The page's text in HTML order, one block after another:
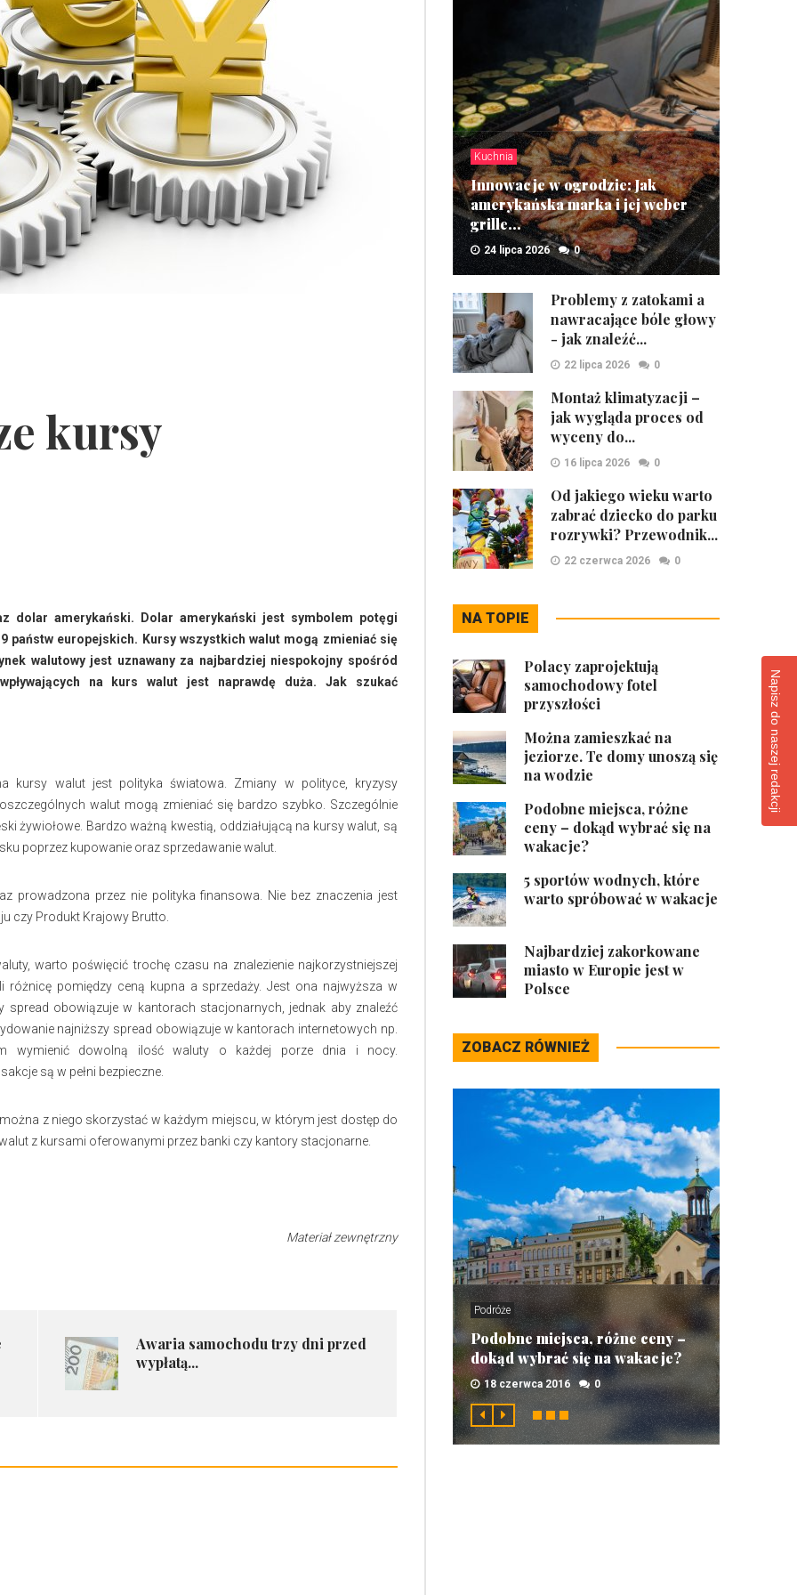
kursy
dolar amerykański. Dolar amerykański jest symbolem potęgi
państw europejskich. Kursy wszystkich walut mogą zmieniać się
walutowy jest uznawany za najbardziej niespokojny spośród
na kurs walut jest naprawdę duża. Jak szukać
kursy walut jest polityka światowa. Zmiany w polityce, kryzysy
walut mogą zmieniać się bardzo szybko. Szczególnie
żywiołowe. Bardzo ważną kwestią, oddziałującą na kursy walut, są
poprzez kupowanie oraz sprzedawanie walut.
prowadzona przez nie polityka finansowa. Nie bez znaczenia jest
czy Produkt Krajowy Brutto.
warto poświęcić trochę czasu na znalezienie najkorzystniejszej
różnicę pomiędzy ceną kupna a sprzedaży. Jest ona najwyższa w
obowiązuje w kantorach stacjonarnych, jednak aby znaleźć
najniższy spread obowiązuje w kantorach internetowych np.
wymienić dowolną ilość waluty o każdej porze dnia i nocy.
są w pełni bezpieczne.
z niego skorzystać w każdym miejscu, w którym jest dostęp do
z kursami oferowanymi przez banki czy kantory stacjonarne.
Materiał zewnętrzny
​Awaria samochodu trzy dni przed
wypłatą...
Kuchnia
Innowacje w ogrodzie: Jak
amerykańska marka i jej weber
grille...
24 lipca 2026 0
Problemy z zatokami a
nawracające bóle głowy
- jak znaleźć...
22 lipca 2026 0
Montaż klimatyzacji –
jak wygląda proces od
wyceny do...
16 lipca 2026 0
Od jakiego wieku warto
zabrać dziecko do parku
rozrywki? Przewodnik...
22 czerwca 2026 0
NA TOPIE
Polacy zaprojektują
samochodowy fotel
przyszłości
Można zamieszkać na
jeziorze. Te domy unoszą się
na wodzie
Podobne miejsca, różne
ceny – dokąd wybrać się na
wakacje?
5 sportów wodnych, które
warto spróbować w wakacje
Najbardziej zakorkowane
miasto w Europie jest w
Polsce
ZOBACZ RÓWNIEŻ
Podróże
Podobne miejsca, różne ceny –
dokąd wybrać się na wakacje?
18 czerwca 2016 0
Napisz do naszej redakcji